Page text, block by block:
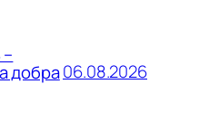
добра06.08.2026